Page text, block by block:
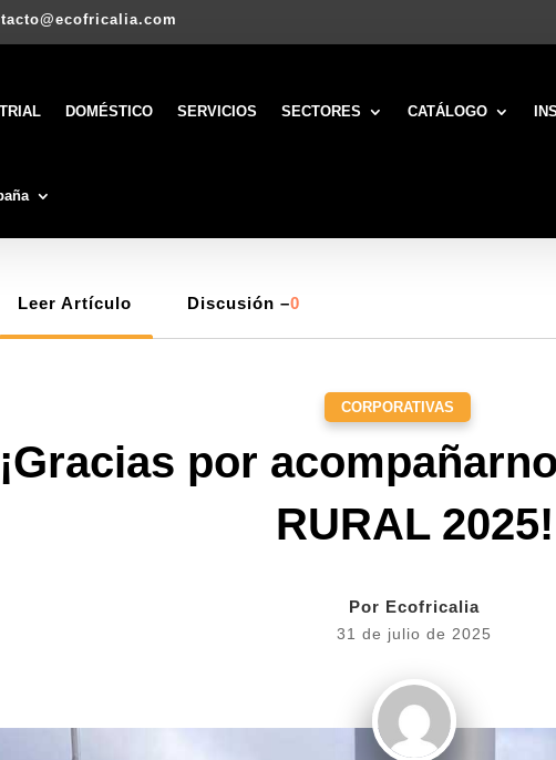
DOMÉSTICO SERVICIOS SECTORES CATÁLOGO
Leer Artículo Discusión –0
CORPORATIVAS
¡Gracias por
RURAL 2025!
Por Ecofricalia
31 de julio de 2025